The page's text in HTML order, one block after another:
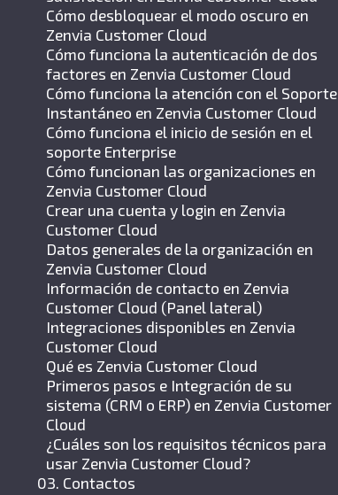
Cómo desbloquear el modo oscuro en
Zenvia Customer Cloud
Cómo funciona la autenticación de dos
factores en Zenvia Customer Cloud
Cómo funciona la atención con el Soporte
Instantáneo en Zenvia Customer Cloud
Cómo funciona el inicio de sesión en el
soporte Enterprise
Cómo funcionan las organizaciones en
Zenvia Customer Cloud
Crear una cuenta y login en Zenvia
Customer Cloud
Datos generales de la organización en
Zenvia Customer Cloud
Información de contacto en Zenvia
Customer Cloud (Panel lateral)
Integraciones disponibles en Zenvia
Customer Cloud
Qué es Zenvia Customer Cloud
Primeros pasos e Integración de su
sistema (CRM o ERP) en Zenvia Customer
Cloud
¿Cuáles son los requisitos técnicos para
usar Zenvia Customer Cloud?
03. Contactos